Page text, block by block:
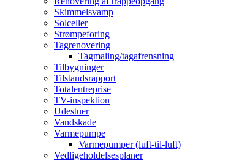
Skimmelsvamp
Solceller
Strømpeforing
Tagrenovering
Tagmaling/tagafrensning
Tilbygninger
Tilstandsrapport
Totalentreprise
TV-inspektion
Udestuer
Vandskade
Varmepumpe
Varmepumper (luft-til-luft)
Vedligeholdelsesplaner